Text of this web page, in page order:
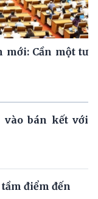
mới: Cần một tư
vào bán kết với
điểm đến